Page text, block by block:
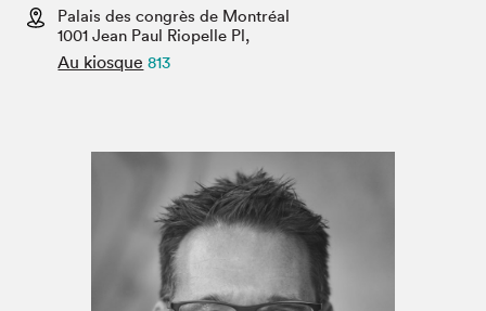
Espace enseignant·e·s
Espace pro
Palais des congrès de Montréal
1001 Jean Paul Riopelle Pl,
Au kiosque 813